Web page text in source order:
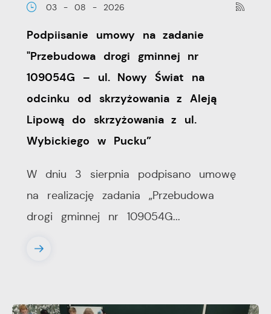
03 - 08 - 2026
Podpiisanie umowy na zadanie
"Przebudowa drogi gminnej nr
109054G – ul. Nowy Świat na
odcinku od skrzyżowania z Aleją
Lipową do skrzyżowania z ul.
Wybickiego w Pucku”
W dniu 3 sierpnia podpisano umowę
na realizację zadania „Przebudowa
drogi gminnej nr 109054G...